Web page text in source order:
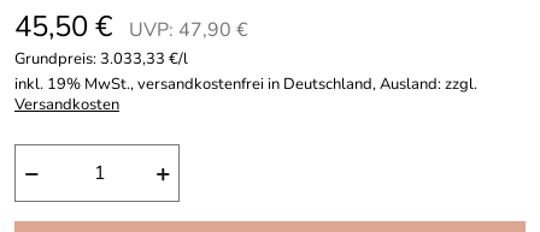
45,50 €
UVP: 47,90 €
Grundpreis:3.033,33 €/l
inkl. 19% MwSt., versandkostenfrei in Deutschland, Ausland: zzgl.
Versandkosten
− +